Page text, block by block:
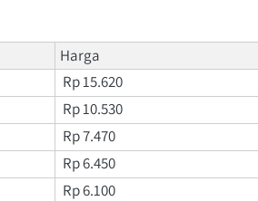
Harga
Rp 15.620
Rp 10.530
Rp 7.470
Rp 6.450
Rp 6.100